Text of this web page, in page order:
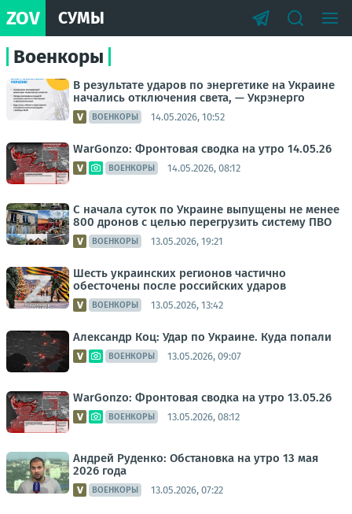
ZOV СУМЫ
Военкоры
В результате ударов по энергетике на Украине
начались отключения света, — Укрэнерго
ВОЕНКОРЫ 14.05.2026, 10:52
WarGonzo: Фронтовая сводка на утро 14.05.26
ВОЕНКОРЫ 14.05.2026, 08:12
С начала суток по Украине выпущены не менее
800 дронов с целью перегрузить систему ПВО
ВОЕНКОРЫ 13.05.2026, 19:21
Шесть украинских регионов частично
обесточены после российских ударов
ВОЕНКОРЫ 13.05.2026, 13:42
Александр Коц: Удар по Украине. Куда попали
ВОЕНКОРЫ 13.05.2026, 09:07
WarGonzo: Фронтовая сводка на утро 13.05.26
ВОЕНКОРЫ 13.05.2026, 08:12
Андрей Руденко: Обстановка на утро 13 мая
2026 года
ВОЕНКОРЫ 13.05.2026, 07:22